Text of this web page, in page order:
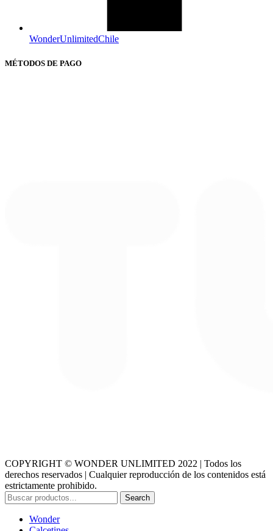
WonderUnlimitedChile
MÉTODOS DE PAGO
COPYRIGHT © WONDER UNLIMITED 2022 | Todos los
derechos reservados | Cualquier reproducción de los contenidos está
estrictamente prohibido.
Search
Wonder